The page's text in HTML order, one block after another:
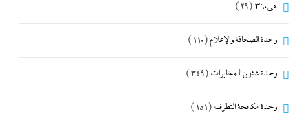
هى360 (29)
وحدة الصحافة والإعلام(110)
وحدة شئون المخابرات (349)
وحدة مكافحة التطرف (151)